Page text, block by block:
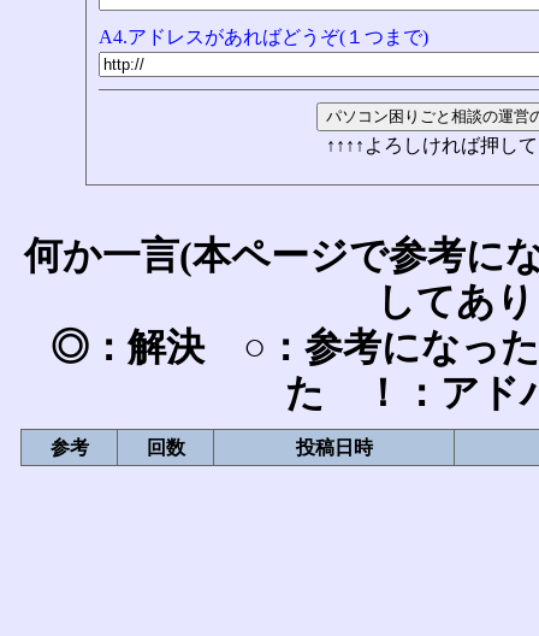
A4.アドレスがあればどうぞ(１つまで)
↑↑↑↑よろしければ押し
何か一言(本ページで参考に
してあ
◎：解決 ○：参考になっ
た ！：アド
参考 回数 投稿日時